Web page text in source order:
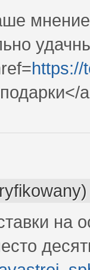
https://
на